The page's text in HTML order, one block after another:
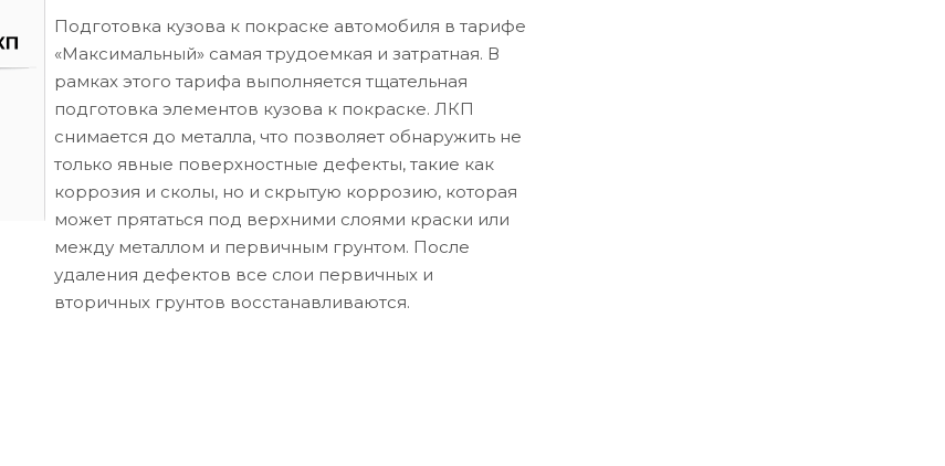
Подготовка кузова к покраске автомобиля в тарифе
«Максимальный» самая трудоемкая и затратная. В
рамках этого тарифа выполняется тщательная
подготовка элементов кузова к покраске. ЛКП
снимается до металла, что позволяет обнаружить не
только явные поверхностные дефекты, такие как
коррозия и сколы, но и скрытую коррозию, которая
может прятаться под верхними слоями краски или
между металлом и первичным грунтом. После
удаления дефектов все слои первичных и
вторичных грунтов восстанавливаются.